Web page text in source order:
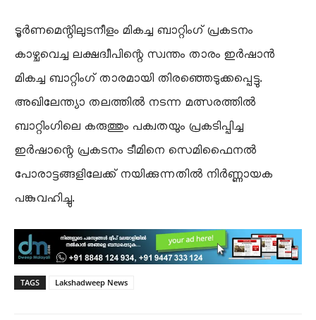
​ടൂർണമെന്റിലുടനീളം മികച്ച ബാറ്റിംഗ് പ്രകടനം
കാഴ്ചവെച്ച ലക്ഷദ്വീപിന്റെ സ്വന്തം താരം ഇർഷാൻ
മികച്ച ബാറ്റിംഗ് താരമായി തിരഞ്ഞെടുക്കപ്പെട്ടു.
അഖിലേന്ത്യാ തലത്തിൽ നടന്ന മത്സരത്തിൽ
ബാറ്റിംഗിലെ കരുത്തും പക്വതയും പ്രകടിപ്പിച്ച
ഇർഷാന്റെ പ്രകടനം ടീമിനെ സെമിഫൈനൽ
പോരാട്ടങ്ങളിലേക്ക് നയിക്കുന്നതിൽ നിർണ്ണായക
പങ്കുവഹിച്ചു.
TAGS Lakshadweep News